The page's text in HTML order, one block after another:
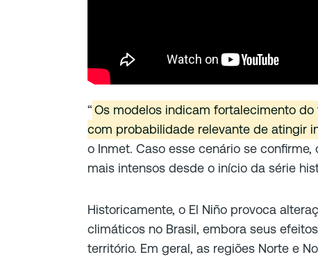
“Os modelos indicam fortalecimento
com probabilidade relevante de atingir
o Inmet. Caso esse cenário se
mais intensos desde o início da série
Historicamente, o El Niño provoca
climáticos no Brasil, embora seus
território. Em geral, as regiões Norte e